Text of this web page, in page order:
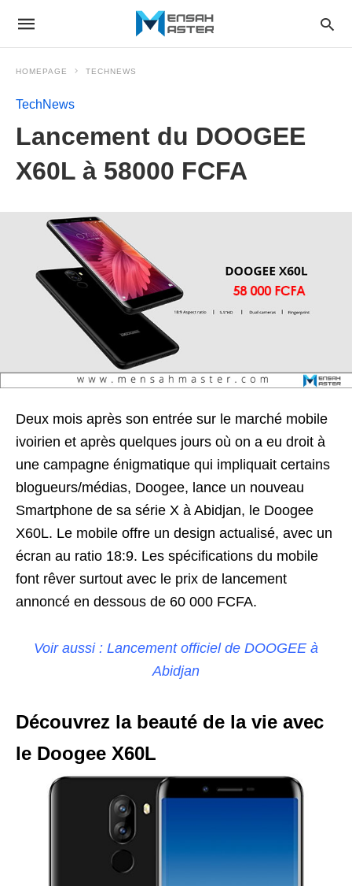
HOMEPAGE TECHNEWS
TechNews
Lancement du DOOGEE
X60L à 58000 FCFA
Deux mois après son entrée sur le marché mobile
ivoirien et après quelques jours où on a eu droit à
une campagne énigmatique qui impliquait certains
blogueurs/médias, Doogee, lance un nouveau
Smartphone de sa série X à Abidjan, le Doogee
X60L. Le mobile offre un design actualisé, avec un
écran au ratio 18:9. Les spécifications du mobile
font rêver surtout avec le prix de lancement
annoncé en dessous de 60 000 FCFA.
Voir aussi : Lancement officiel de DOOGEE à
Abidjan
Découvrez la beauté de la vie avec
le Doogee X60L